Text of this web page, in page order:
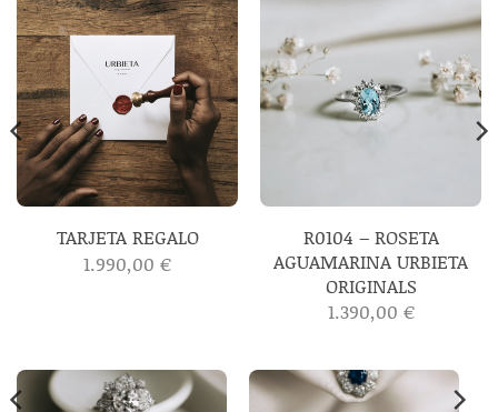
TARJETA REGALO
1.990,00 €
R0104 – ROSETA
AGUAMARINA URBIETA
ORIGINALS
1.390,00 €